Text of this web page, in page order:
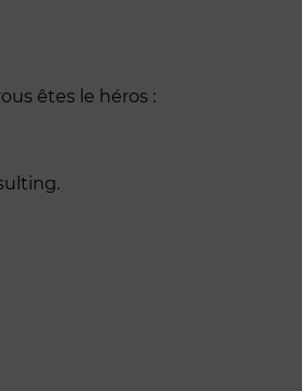
êtes le héros :